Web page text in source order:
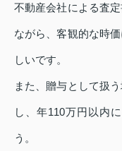
不動産会社による査
ながら、客観的な時
しいです。
また、贈与として扱
し、年110万円以内
う。